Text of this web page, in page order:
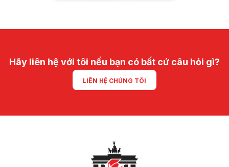
Hãy liên hệ với tôi nếu bạn có bất cứ câu hỏi gì?
LIÊN HỆ CHÚNG TÔI